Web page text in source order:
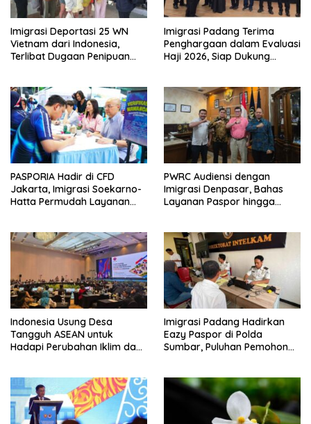
Imigrasi Deportasi 25 WN
Vietnam dari Indonesia,
Terlibat Dugaan Penipuan
Imigrasi Padang Terima
Penghargaan dalam Evaluasi
Haji 2026, Siap Dukung
PASPORIA Hadir di CFD
Jakarta, Imigrasi Soekarno-
Hatta Permudah Layanan
PWRC Audiensi dengan
Imigrasi Denpasar, Bahas
Layanan Paspor hingga
Indonesia Usung Desa
Tangguh ASEAN untuk
Hadapi Perubahan Iklim dan
Imigrasi Padang Hadirkan
Eazy Paspor di Polda
Sumbar, Puluhan Pemohon